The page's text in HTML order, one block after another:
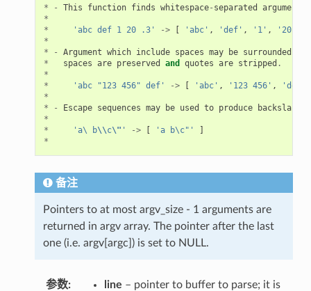
* - This function finds whitespace- separated arguments
*
*
'abc def 1 20 .3' -> [ 'abc' , 'def' , '1' , '20'
*
*
- Argument which include spaces may be surrounded
*
spaces are preserved and quotes are stripped .
*
*
'abc "123 456" def' -> [ 'abc' , '123 456' , 'def'
*
*
- Escape sequences may be used to produce backslash
*
*
'a\ b\\c\" ' -> [ 'a b\c"'
]
*
备注
Pointers to at most argv_size - 1 arguments are
returned in argv array. The pointer after the last
one (i.e. argv[argc]) is set to NULL.
参数 line – pointer to buffer to parse; it is